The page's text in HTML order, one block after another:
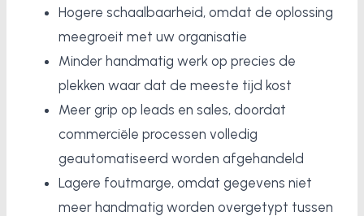
Hogere schaalbaarheid, omdat de oplossing
meegroeit met uw organisatie
Minder handmatig werk op precies de
plekken waar dat de meeste tijd kost
Meer grip op leads en sales, doordat
commerciële processen volledig
geautomatiseerd worden afgehandeld
Lagere foutmarge, omdat gegevens niet
meer handmatig worden overgetypt tussen